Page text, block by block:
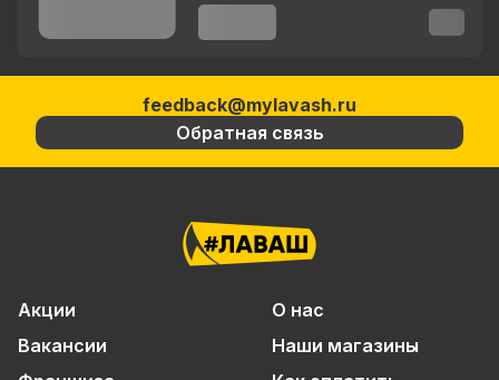
feedback@mylavash.ru
Обратная связь
Акции
О нас
Вакансии
Наши магазины